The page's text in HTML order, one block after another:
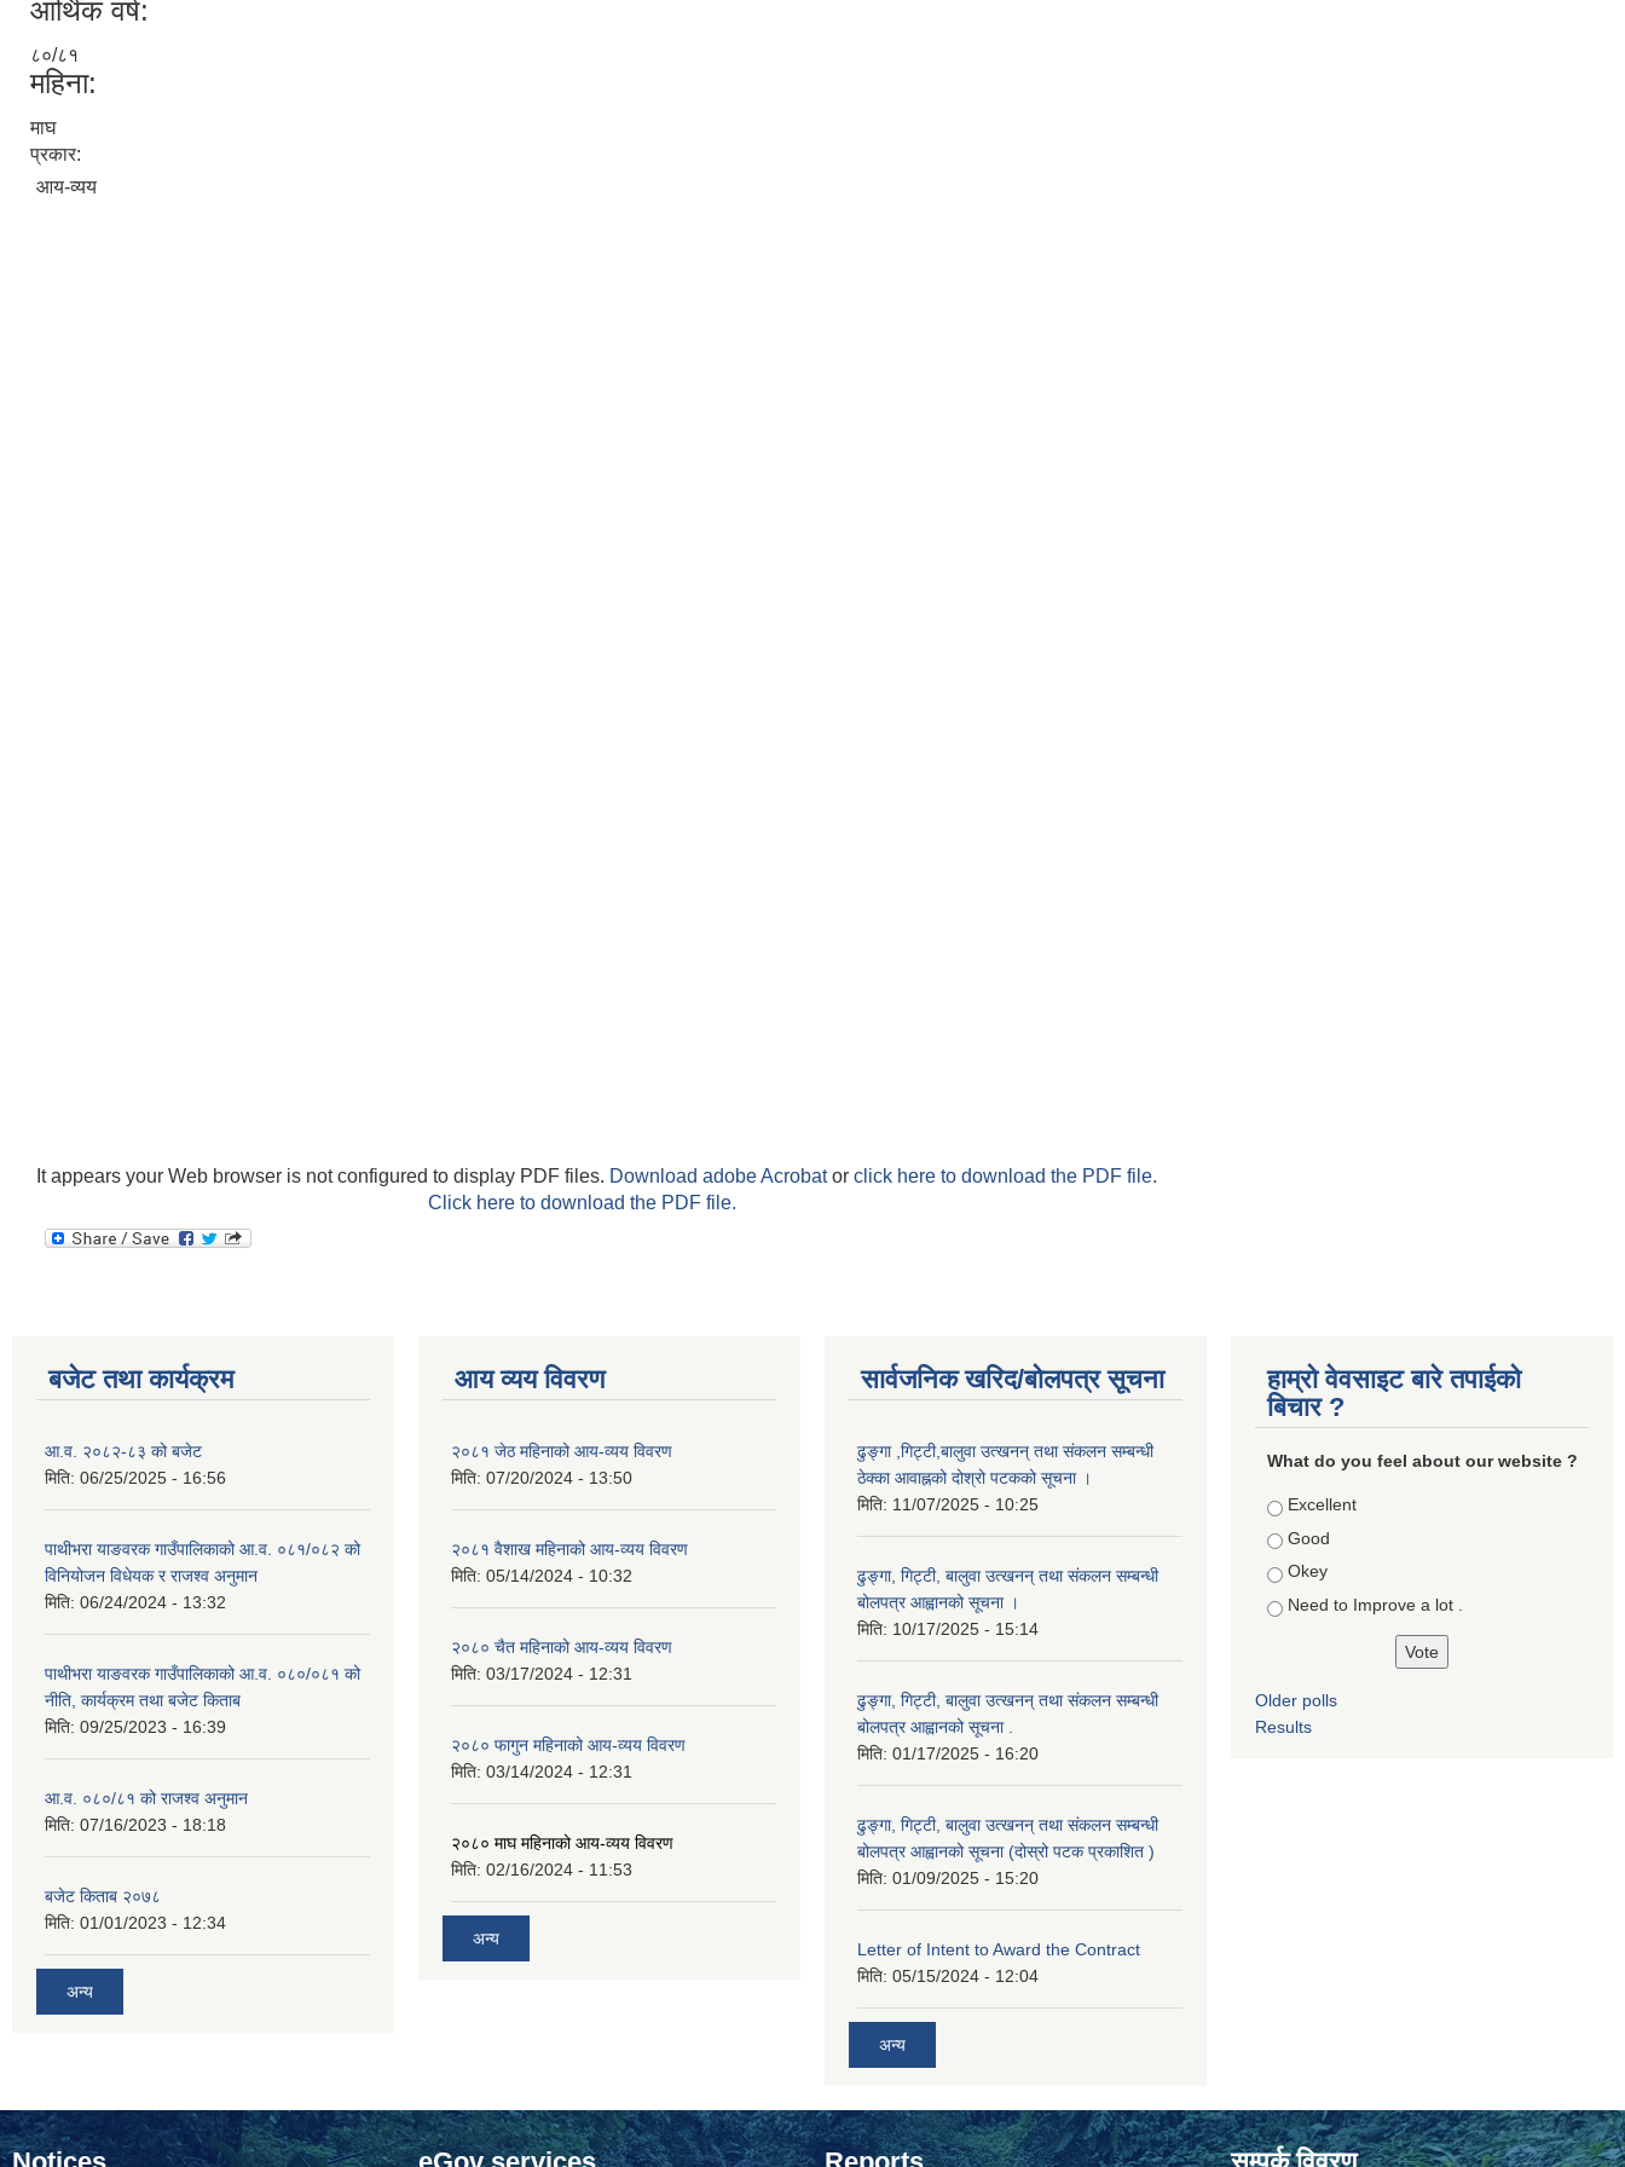
आर्थिक वर्ष:
८०/८१
महिना:
माघ
प्रकार:
आय-व्यय
It appears your Web browser is not configured to display PDF files. Download adobe Acrobator click here to download the PDF file.
Click here to download the PDF file.
बजेट तथा कार्यक्रम
आ.व. २०८२-८३ को बजेट
मिति: 06/25/2025 - 16:56
पाथीभरा याङवरक गाउँपालिकाको आ.व. ०८१/०८२ को
विनियोजन विधेयक र राजश्व अनुमान
मिति: 06/24/2024 - 13:32
पाथीभरा याङवरक गाउँपालिकाको आ.व. ०८०/०८१ को
नीति, कार्यक्रम तथा बजेट किताब
मिति: 09/25/2023 - 16:39
आ.व. ०८०/८१ को राजश्व अनुमान
मिति: 07/16/2023 - 18:18
बजेट किताब २०७८
मिति: 01/01/2023 - 12:34
अन्य
आय व्यय विवरण
२०८१ जेठ महिनाको आय-व्यय विवरण
मिति: 07/20/2024 - 13:50
२०८१ वैशाख महिनाको आय-व्यय विवरण
मिति: 05/14/2024 - 10:32
२०८० चैत महिनाको आय-व्यय विवरण
मिति: 03/17/2024 - 12:31
२०८० फागुन महिनाको आय-व्यय विवरण
मिति: 03/14/2024 - 12:31
२०८० माघ महिनाको आय-व्यय विवरण
मिति: 02/16/2024 - 11:53
अन्य
सार्वजनिक खरिद/बोलपत्र सूचना
ढुङ्गा ,गिट्टी,बालुवा उत्खनन् तथा संकलन सम्बन्धी
ठेक्का आवाह्नको दोश्रो पटकको सूचना ।
मिति: 11/07/2025 - 10:25
ढुङ्गा, गिट्टी, बालुवा उत्खनन् तथा संकलन सम्बन्धी
बोलपत्र आह्वानको सूचना ।
मिति: 10/17/2025 - 15:14
ढुङ्गा, गिट्टी, बालुवा उत्खनन् तथा संकलन सम्बन्धी
बोलपत्र आह्वानको सूचना .
मिति: 01/17/2025 - 16:20
ढुङ्गा, गिट्टी, बालुवा उत्खनन् तथा संकलन सम्बन्धी
बोलपत्र आह्वानको सूचना (दोस्रो पटक प्रकाशित )
मिति: 01/09/2025 - 15:20
Letter of Intent to Award the Contract
मिति: 05/15/2024 - 12:04
अन्य
हाम्रो वेवसाइट बारे तपाईको
बिचार ?
What do you feel about our website ?
Choices
Excellent
Good
Okey
Need to Improve a lot .
Older polls
Results
Notices eGov services Reports सम्पर्क विवरण